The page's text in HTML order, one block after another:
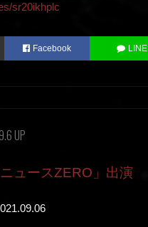
sr20ikhplc
Facebook LINE
UP
ュースZERO」出演